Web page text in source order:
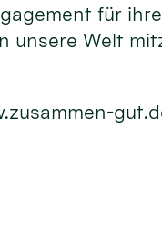
für
unsere Welt